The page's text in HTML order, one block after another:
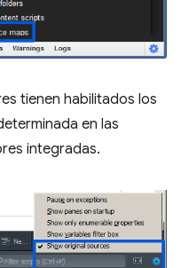
tienen habilitados los
en las
integradas.